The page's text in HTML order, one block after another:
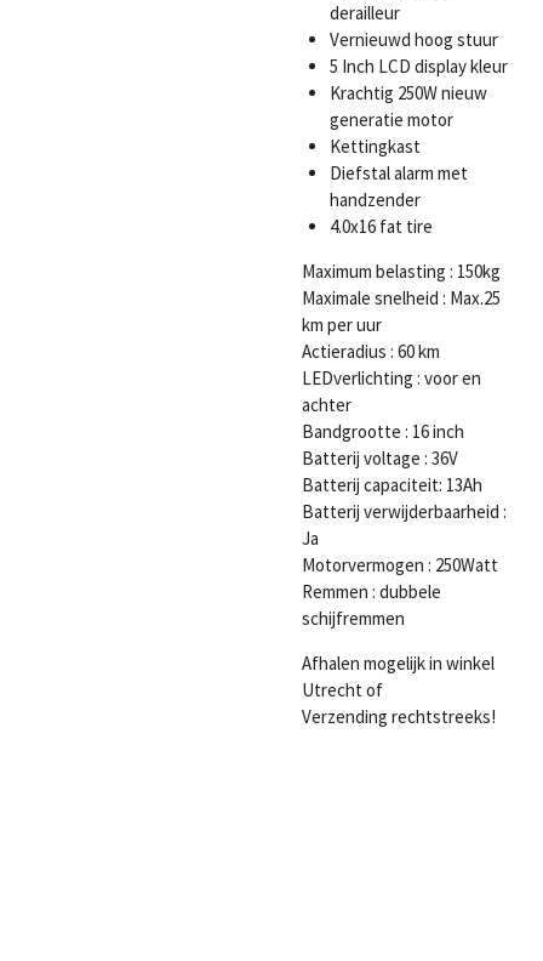
derailleur
Vernieuwd hoog stuur
5 Inch LCD display kleur
Krachtig 250W nieuw
generatie motor
Kettingkast
Diefstal alarm met
handzender
4.0x16 fat tire
Maximum belasting : 150kg
Maximale snelheid : Max.25
km per uur
Actieradius : 60 km
LEDverlichting : voor en
achter
Bandgrootte : 16 inch
Batterij voltage : 36V
Batterij capaciteit: 13Ah
Batterij verwijderbaarheid :
Ja
Motorvermogen : 250Watt
Remmen : dubbele
schijfremmen
Afhalen mogelijk in winkel
Utrecht of
Verzending rechtstreeks!